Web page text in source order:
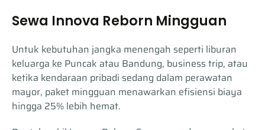
Sewa Innova Reborn Mingguan
Untuk kebutuhan jangka menengah seperti liburan
keluarga ke Puncak atau Bandung, business trip, atau
ketika kendaraan pribadi sedang dalam perawatan
mayor, paket mingguan menawarkan efisiensi biaya
hingga 25% lebih hemat.